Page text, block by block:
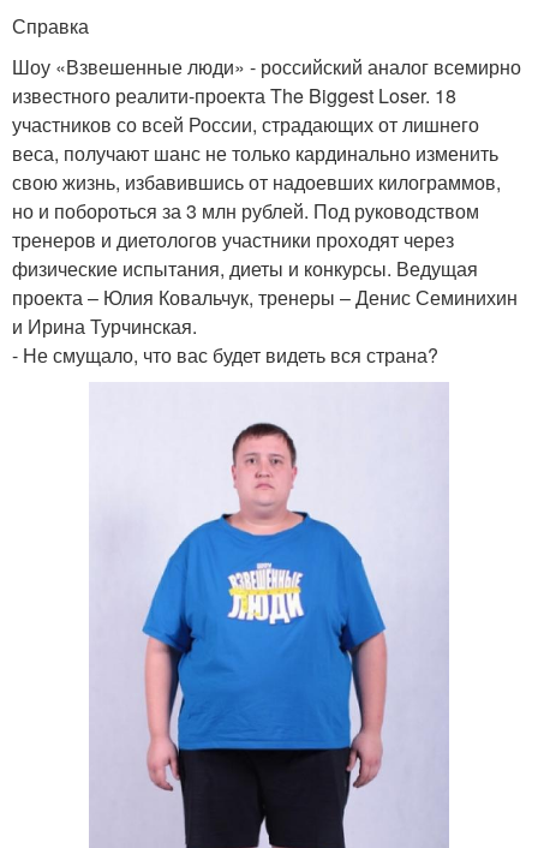
Справка
Шоу «Взвешенные люди» - российский аналог всемирно
известного реалити-проекта The Biggest Loser. 18
участников со всей России, страдающих от лишнего
веса, получают шанс не только кардинально изменить
свою жизнь, избавившись от надоевших килограммов,
но и побороться за 3 млн рублей. Под руководством
тренеров и диетологов участники проходят через
физические испытания, диеты и конкурсы. Ведущая
проекта – Юлия Ковальчук, тренеры – Денис Семинихин
и Ирина Турчинская.
- Не смущало, что вас будет видеть вся страна?